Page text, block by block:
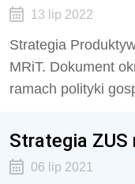
13 lip 2022
Strategia
MRiT. Dokument
ramach polityki
Strategia
06 lip 2021